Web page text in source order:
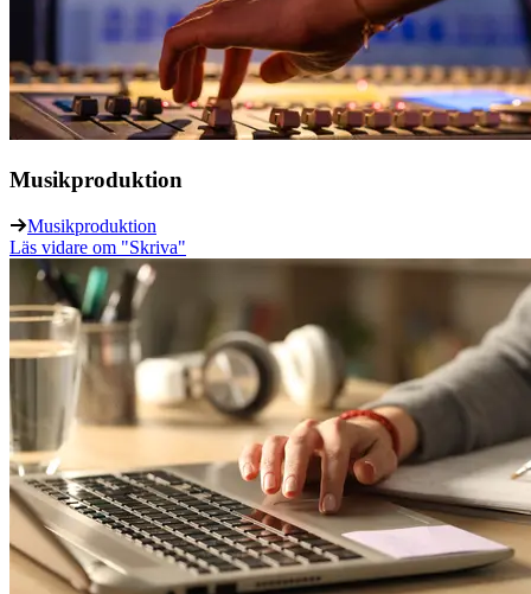
Musikproduktion
Musikproduktion
Läs vidare om "Skriva"